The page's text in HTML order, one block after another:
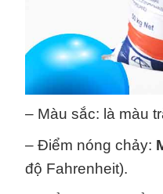
– Màu sắc: là màu
– Điểm nóng chảy:
độ Fahrenheit).